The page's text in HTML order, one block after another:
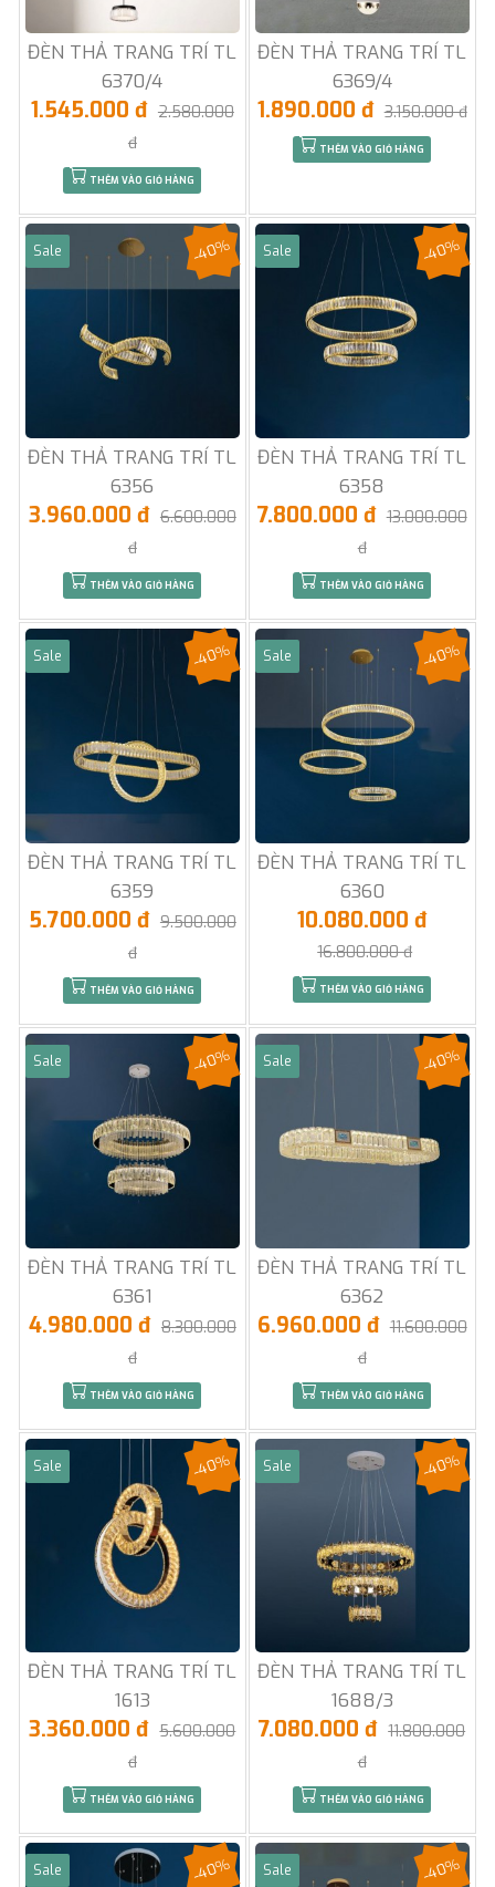
ĐÈN THẢ TRANG TRÍ TL
6370/4
1.545.000 đ 2.580.000
đ
THÊM VÀO GIỎ HÀNG
ĐÈN THẢ TRANG TRÍ TL
6369/4
1.890.000 đ 3.150.000 đ
THÊM VÀO GIỎ HÀNG
Sale
ĐÈN THẢ TRANG TRÍ TL
6356
-40%
3.960.000 đ 6.600.000
đ
THÊM VÀO GIỎ HÀNG
Sale
ĐÈN THẢ TRANG TRÍ TL
6358
-40%
7.800.000 đ 13.000.000
đ
THÊM VÀO GIỎ HÀNG
Sale
ĐÈN THẢ TRANG TRÍ TL
6359
-40%
5.700.000 đ 9.500.000
đ
THÊM VÀO GIỎ HÀNG
Sale
ĐÈN THẢ TRANG TRÍ TL
6360
-40%
10.080.000 đ
16.800.000 đ
THÊM VÀO GIỎ HÀNG
Sale
ĐÈN THẢ TRANG TRÍ TL
6361
-40%
4.980.000 đ 8.300.000
đ
THÊM VÀO GIỎ HÀNG
Sale
ĐÈN THẢ TRANG TRÍ TL
6362
-40%
6.960.000 đ 11.600.000
đ
THÊM VÀO GIỎ HÀNG
Sale
ĐÈN THẢ TRANG TRÍ TL
1613
-40%
3.360.000 đ 5.600.000
đ
THÊM VÀO GIỎ HÀNG
Sale
ĐÈN THẢ TRANG TRÍ TL
1688/3
-40%
7.080.000 đ 11.800.000
đ
THÊM VÀO GIỎ HÀNG
Sale -40% Sale -40%